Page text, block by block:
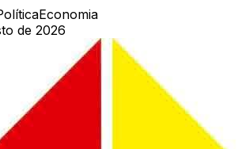
Economia
de 2026